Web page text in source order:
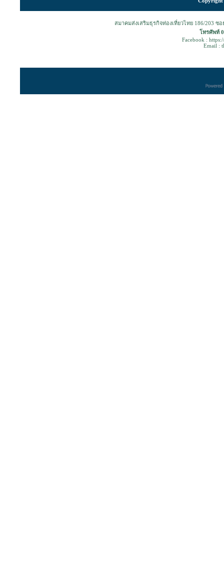
สมาคมส่งเสริมธุรกิจท่องเที่ยวไทย 186/203 ซ
โทรศัพท์
Facebook :
Email :